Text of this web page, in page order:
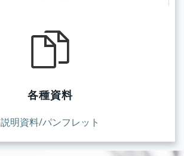
各種資料
説明資料/パンフレット